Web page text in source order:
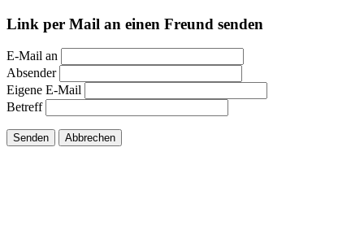
Link per Mail an einen Freund senden
E-Mail an
Absender
Eigene E-Mail
Betreff